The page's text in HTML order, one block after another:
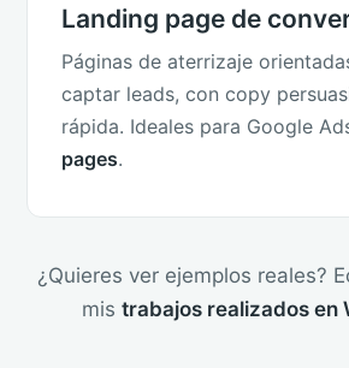
Landing page de
Páginas de aterrizaje
captar leads, con copy
rápida. Ideales para Google
pages.
¿Quieres ver ejemplos reales?
mis trabajos realizados en